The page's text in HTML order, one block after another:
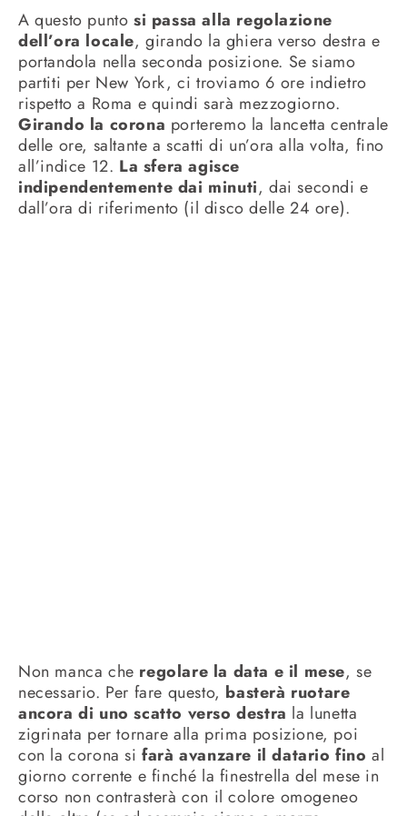
A questo punto si passa alla regolazione
dell’ora locale, girando la ghiera verso destra e
portandola nella seconda posizione. Se siamo
partiti per New York, ci troviamo 6 ore indietro
rispetto a Roma e quindi sarà mezzogiorno.
Girando la corona porteremo la lancetta centrale
delle ore, saltante a scatti di un’ora alla volta, fino
all’indice 12. La sfera agisce
indipendentemente dai minuti, dai secondi e
dall’ora di riferimento (il disco delle 24 ore).
Non manca che regolare la data e il mese, se
necessario. Per fare questo, basterà ruotare
ancora di uno scatto verso destra la lunetta
zigrinata per tornare alla prima posizione, poi
con la corona sifarà avanzare il datario fino al
giorno corrente e finché la finestrella del mese in
corso non contrasterà con il colore omogeneo